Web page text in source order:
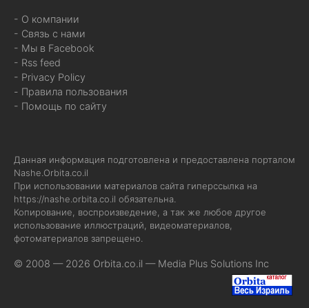
- О компании
- Связь с нами
- Мы в Facebook
- Rss feed
- Privacy Policy
- Правила пользования
- Помощь по сайту
Данная информация подготовлена и предоставлена порталом
Nashe.Orbita.co.il
При использовании материалов сайта гиперссылка на
https://nashe.orbita.co.il обязательна.
Копирование, воспроизведение, а так же любое другое
использование иллюстраций, видеоматериалов,
фотоматериалов запрещено.
© 2008 — 2026 Orbita.co.il — Media Plus Solutions Inc